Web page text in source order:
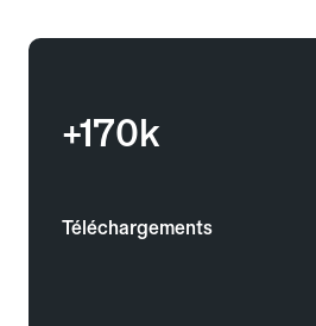
+170k
Téléchargements